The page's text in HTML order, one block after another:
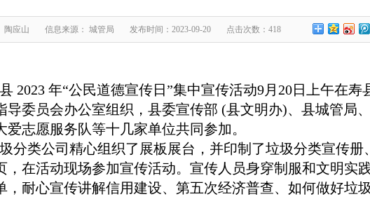
陶应山 信息来源： 城管局 发布时间：2023-09-20 点击次数：418
年“公民道德宣传日”集中宣传活动9月20日上午在寿
委员会办公室组织，县委宣传部 (县文明办)、县城管局
志愿服务队等十几家单位共同参加。
分类公司精心组织了展板展台，并印制了垃圾分类宣传
，在活动现场参加宣传活动。宣传人员身穿制服和文明实
耐心宣传讲解信用建设、第五次经济普查、如何做好垃